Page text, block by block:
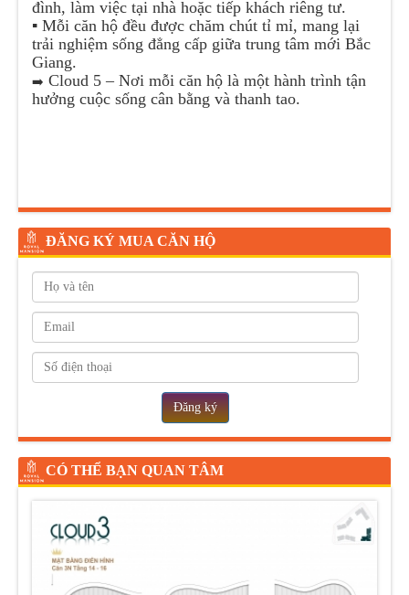
đình, làm việc tại nhà hoặc tiếp khách riêng tư.
▪️Mỗi căn hộ đều được chăm chút tỉ mỉ, mang lại
trải nghiệm sống đẳng cấp giữa trung tâm mới Bắc
Giang.
➡️ Cloud 5 – Nơi mỗi căn hộ là một hành trình tận
hưởng cuộc sống cân bằng và thanh tao.
ĐĂNG KÝ MUA CĂN HỘ
Đăng ký
CÓ THỂ BẠN QUAN TÂM